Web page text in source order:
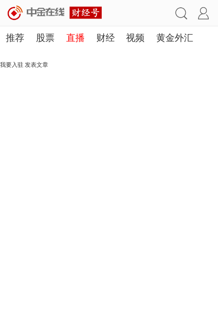
推荐 股票 直播 财经 视频 黄金外汇
理财 行业
我要入驻 发表文章